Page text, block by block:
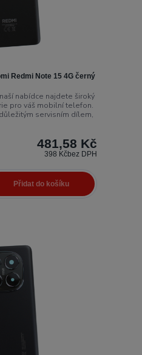
Redmi Note 15 4G černý
nabídce najdete široký
pro váš mobilní telefon.
servisním dílem,
481,58 Kč
398 Kčbez DPH
Přidat do košíku